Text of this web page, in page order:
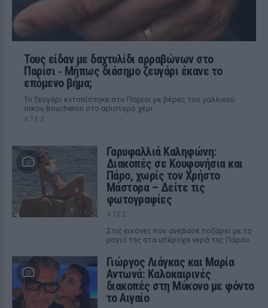
Τους είδαν με δαχτυλίδι αρραβώνων στο
Παρίσι ‑ Μήπως διάσημο ζευγάρι έκανε το
επόμενο βήμα;
Το ζευγάρι εντοπίστηκε στο Παρίσι με βέρες του γαλλικού
οίκου Boucheron στο αριστερό χέρι
ΧΤΕΣ
Γαρυφαλλιά Καληφώνη:
Διακοπές σε Κουφονήσια και
Πάρο, χωρίς τον Χρήστο
Μάστορα – Δείτε τις
φωτογραφίες
ΧΤΕΣ
Στις εικόνες που ανέβασε ποζάρει με το
μαγιό της στα υπέροχα νερά της Πάρου
Γιώργος Λιάγκας και Μαρία
Αντωνά: Καλοκαιρινές
διακοπές στη Μύκονο με φόντο
το Αιγαίο